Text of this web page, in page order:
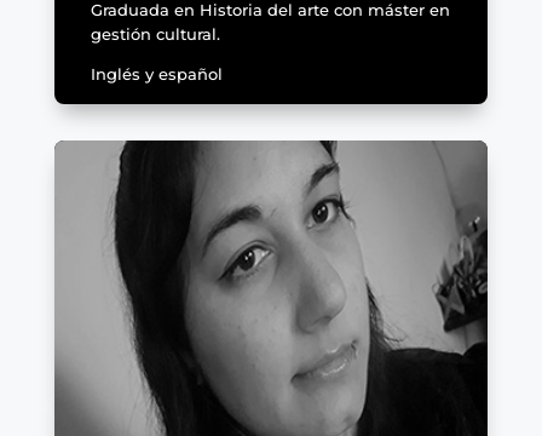
Graduada en Historia del arte con máster en
gestión cultural.
Inglés y español